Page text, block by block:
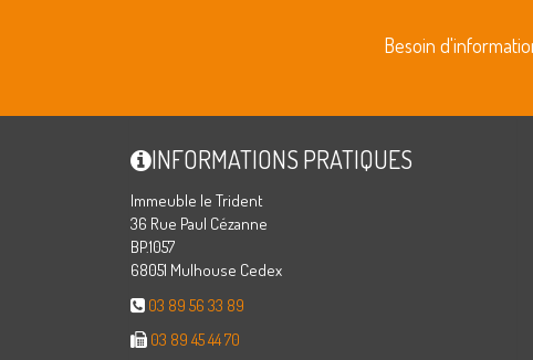
Besoin
INFORMATIONS PRATIQUES
Immeuble le Trident
36 Rue Paul Cézanne
BP.1057
68051 Mulhouse Cedex
03 89 56 33 89
03 89 45 44 70